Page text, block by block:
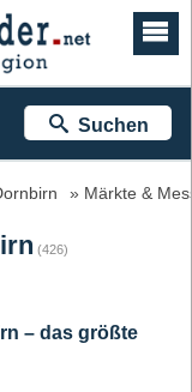
Suchen
Märkte &
(426)
– das größte